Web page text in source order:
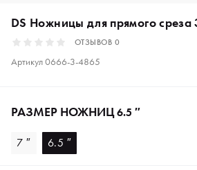
DS Ножницы для прямого
ОТЗЫВОВ 0
Артикул0666-3-4865
РАЗМЕР НОЖНИЦ6.5 ″
7 ″ 6.5 ″